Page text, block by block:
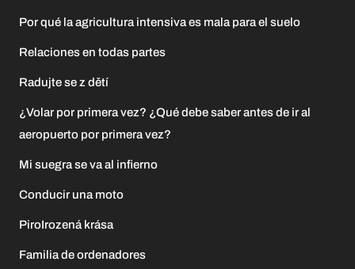
Por qué la agricultura intensiva es mala para el suelo
Relaciones en todas partes
Radujte se z dětí
¿Volar por primera vez? ¿Qué debe saber antes de ir al
aeropuerto por primera vez?
Mi suegra se va al infierno
Conducir una moto
PiroIrozená krása
Familia de ordenadores